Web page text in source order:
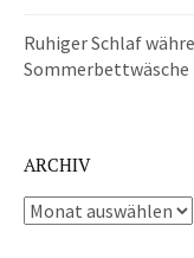
Ruhiger Schlaf
Sommerbettwäsche
ARCHIV
Archiv